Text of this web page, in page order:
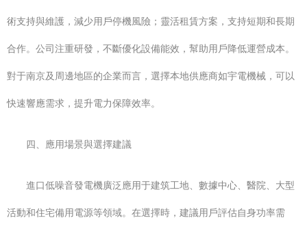
術支持與維護，減少用戶停機風險；靈活租賃方案，支持短期和長期
合作。公司注重研發，不斷優化設備能效，幫助用戶降低運營成本。
對于南京及周邊地區的企業而言，選擇本地供應商如宇電機械，可以
快速響應需求，提升電力保障效率。
四、應用場景與選擇建議
進口低噪音發電機廣泛應用于建筑工地、數據中心、醫院、大型
活動和住宅備用電源等領域。在選擇時，建議用戶評估自身功率需